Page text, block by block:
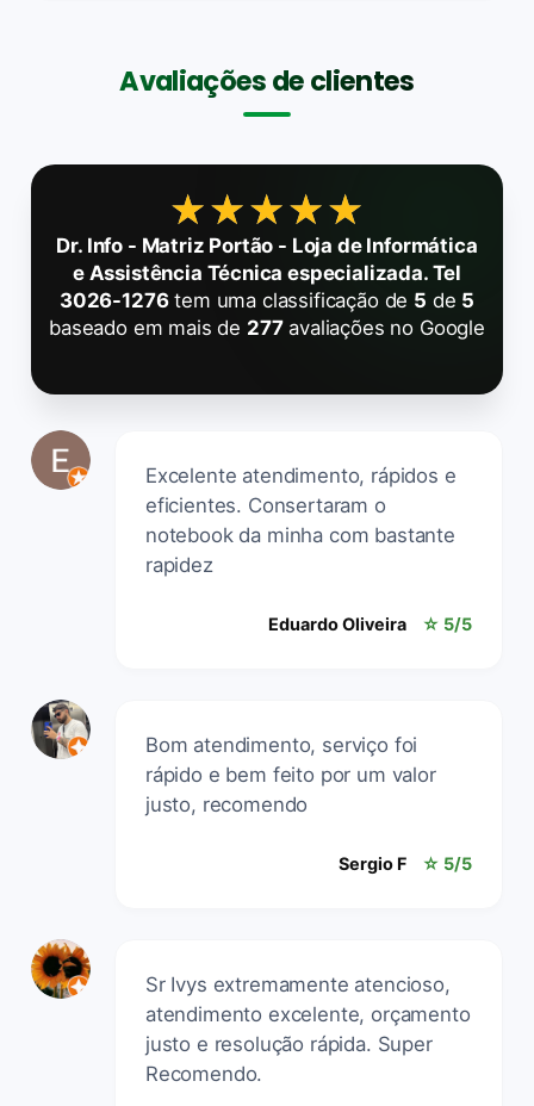
Avaliações de clientes
★★★★★
★★★★★
Dr. Info - Matriz Portão - Loja de Informática
e Assistência Técnica especializada. Tel
3026-1276tem uma classificação de 5 de 5
baseado em mais de 277avaliações no Google
Excelente atendimento, rápidos e
eficientes. Consertaram o
notebook da minha com bastante
rapidez
Eduardo Oliveira ☆ 5/5
Bom atendimento, serviço foi
rápido e bem feito por um valor
justo, recomendo
Sergio F ☆ 5/5
Sr Ivys extremamente atencioso,
atendimento excelente, orçamento
justo e resolução rápida. Super
Recomendo.